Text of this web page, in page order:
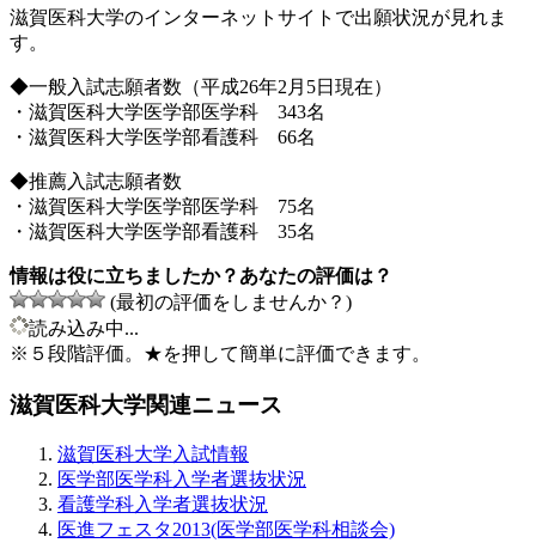
滋賀医科大学のインターネットサイトで出願状況が見れま
す。
◆一般入試志願者数（平成26年2月5日現在）
・滋賀医科大学医学部医学科 343名
・滋賀医科大学医学部看護科 66名
◆推薦入試志願者数
・滋賀医科大学医学部医学科 75名
・滋賀医科大学医学部看護科 35名
情報は役に立ちましたか？あなたの評価は？
(最初の評価をしませんか？)
読み込み中...
※５段階評価。★を押して簡単に評価できます。
滋賀医科大学関連ニュース
滋賀医科大学入試情報
医学部医学科入学者選抜状況
看護学科入学者選抜状況
医進フェスタ2013(医学部医学科相談会)